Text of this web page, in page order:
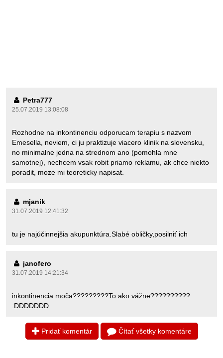
Petra777
25.07.2019 13:08:08
Rozhodne na inkontinenciu odporucam terapiu s nazvom
Emesella, neviem, ci ju praktizuje viacero klinik na slovensku,
no minimalne jedna na strednom ano (pomohla mne
samotnej), nechcem vsak robit priamo reklamu, ak chce niekto
poradit, moze mi teoreticky napisat.
mjanik
31.07.2019 12:41:32
tu je najúčinnejšia akupunktúra.Slabé obličky,posilniť ich
janofero
31.07.2019 14:21:34
inkontinencia moča?????????To ako vážne??????????
:DDDDDDD
Pridať komentár Čítať všetky komentáre